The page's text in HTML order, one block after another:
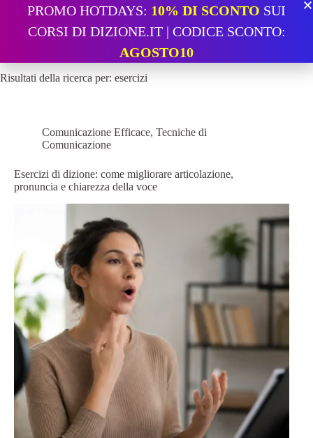
Risultati della ricerca per: esercizi
Comunicazione Efficace, Tecniche di
Comunicazione
Esercizi di dizione: come migliorare articolazione,
pronuncia e chiarezza della voce
PROMO HOTDAYS: 10% DI SCONTO SUI
CORSI DI DIZIONE.IT | CODICE SCONTO:
AGOSTO10